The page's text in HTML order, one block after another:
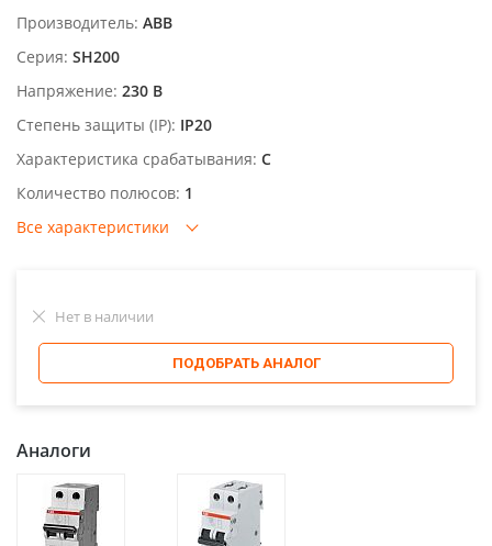
Производитель: ABB
Серия: SH200
Напряжение: 230 В
Степень защиты (IP): IP20
Характеристика срабатывания: C
Количество полюсов: 1
Все характеристики
Нет в наличии
ПОДОБРАТЬ АНАЛОГ
Аналоги